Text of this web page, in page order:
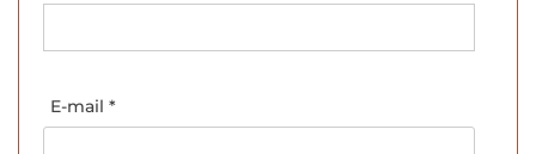
E-mail *